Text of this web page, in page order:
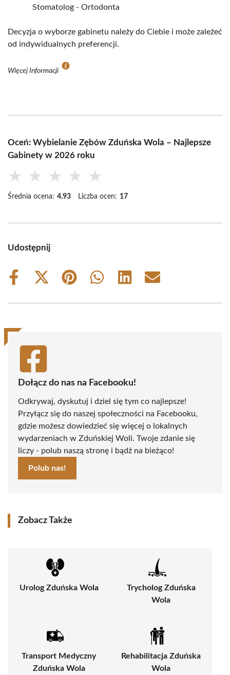
Stomatolog - Ortodonta
Decyzja o wyborze gabinetu należy do Ciebie i może zależeć
od indywidualnych preferencji.
Więcej Informacji
Oceń: Wybielanie Zębów Zduńska Wola – Najlepsze
Gabinety w 2026 roku
★ ★ ★ ★ ★
Średnia ocena: 4.93 Liczba ocen: 17
Udostępnij
Share
Share
(Twitter)
Share
Share
Share
Share
Dołącz do nas na Facebooku!
Odkrywaj, dyskutuj i dziel się tym co najlepsze!
Przyłącz się do naszej społeczności na Facebooku,
gdzie możesz dowiedzieć się więcej o lokalnych
wydarzeniach w Zduńskiej Woli. Twoje zdanie się
liczy - polub naszą stronę i bądź na bieżąco!
Polub nas!
Zobacz Także
Urolog Zduńska Wola
Trycholog Zduńska
Wola
Transport Medyczny
Zduńska Wola
Rehabilitacja Zduńska
Wola